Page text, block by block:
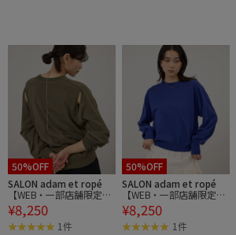
50%OFF
SALON adam et ropé
【WEB・一部店舗限定】
2WAYスリットニットプ
ルオーバー
¥8,250
1件
50%OFF
SALON adam et ropé
【WEB・一部店舗限定】
2WAYスリットニットプ
ルオーバー
¥8,250
1件